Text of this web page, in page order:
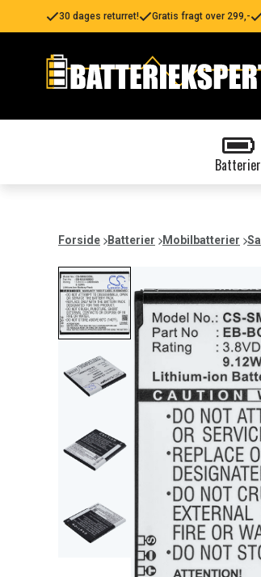
30 dages returret! Gratis fragt over 299,-
Batterier
Forside Batterier Mobilbatterier